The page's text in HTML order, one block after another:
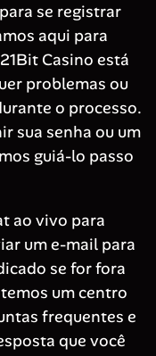
se registrar
aqui para
Casino está
problemas ou
o processo.
sua senha ou um
guiá-lo passo
ao vivo para
um e-mail para
se for fora
um centro
frequentes e
que você